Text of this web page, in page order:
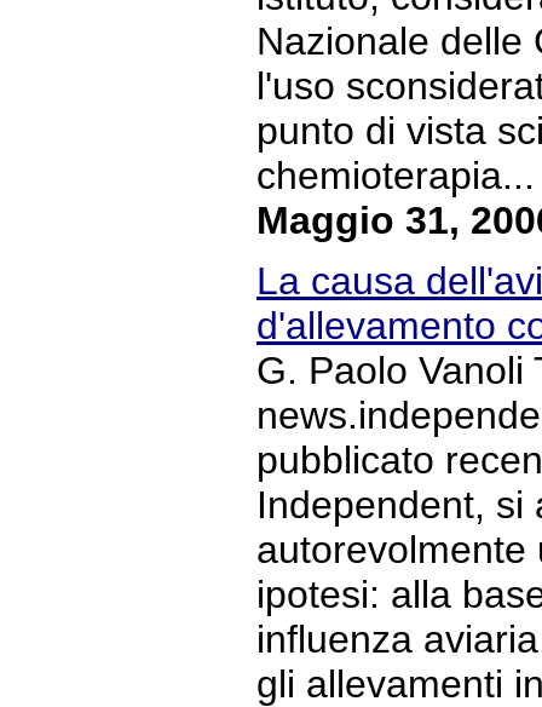
Nazionale delle
l'uso
punto di vista
Maggio 31,
La causa
d'allevamento
G. Paolo Vanoli
pubblicato
Independent, si
autorevolmente
ipotesi: alla
influenza
gli allevamenti